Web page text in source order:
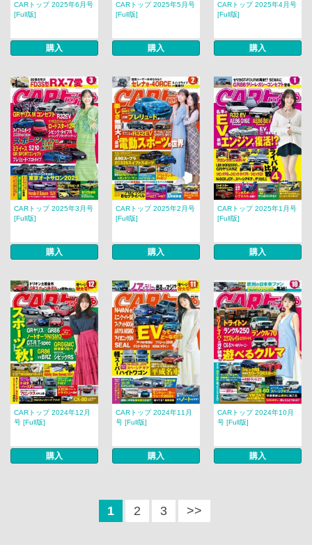
CARトップ 2025年6月号
[Full版]
購入
CARトップ 2025年5月号
[Full版]
購入
CARトップ 2025年4月号
[Full版]
購入
CARトップ 2025年3月号
[Full版]
購入
CARトップ 2025年2月号
[Full版]
購入
CARトップ 2025年1月号
[Full版]
購入
CARトップ 2024年12月
号 [Full版]
購入
CARトップ 2024年11月
号 [Full版]
購入
CARトップ 2024年10月
号 [Full版]
購入
1 2 3 >>